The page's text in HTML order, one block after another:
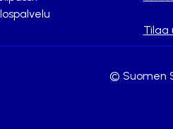
Tilaa
© Suomen